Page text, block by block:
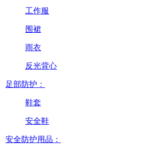
工作服
围裙
雨衣
反光背心
足部防护：
鞋套
安全鞋
安全防护用品：